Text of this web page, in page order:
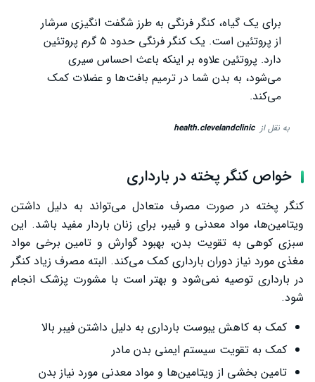
برای یک گیاه، کنگر فرنگی به طرز شگفت انگیزی سرشار
از پروتئین است. یک کنگر فرنگی حدود ۵ گرم پروتئین
دارد. پروتئین علاوه بر اینکه باعث احساس سیری
می‌شود، به بدن شما در ترمیم بافت‌ها و عضلات کمک
می‌کند.
به نقل از health.clevelandclinic
خواص کنگر پخته در بارداری
کنگر پخته در صورت مصرف متعادل می‌تواند به دلیل داشتن
ویتامین‌ها، مواد معدنی و فیبر، برای زنان باردار مفید باشد. این
سبزی کوهی به تقویت بدن، بهبود گوارش و تامین برخی مواد
مغذی مورد نیاز دوران بارداری کمک می‌کند. البته مصرف زیاد کنگر
در بارداری توصیه نمی‌شود و بهتر است با مشورت پزشک انجام
شود.
کمک به کاهش یبوست بارداری به دلیل داشتن فیبر بالا
کمک به تقویت سیستم ایمنی بدن مادر
تامین بخشی از ویتامین‌ها و مواد معدنی مورد نیاز بدن